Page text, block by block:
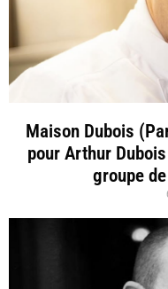
Maison Dubois
pour Arthur
groupe